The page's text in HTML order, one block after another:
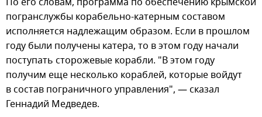
погранслужбы корабельно-катерным составом
исполняется надлежащим образом. Если в прошлом
году были получены катера, то в этом году начали
поступать сторожевые корабли. "В этом году
получим еще несколько кораблей, которые войдут
в состав пограничного управления", — сказал
Геннадий Медведев.